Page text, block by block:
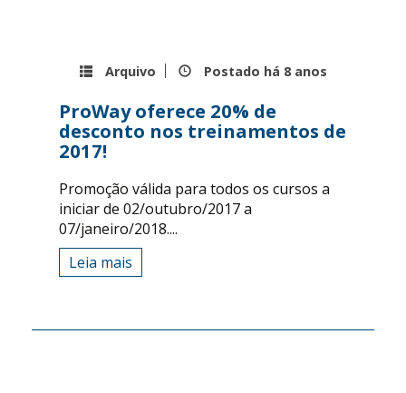
Arquivo Postado há 8 anos
ProWay oferece 20% de
desconto nos treinamentos de
2017!
Promoção válida para todos os cursos a
iniciar de 02/outubro/2017 a
07/janeiro/2018....
Leia mais